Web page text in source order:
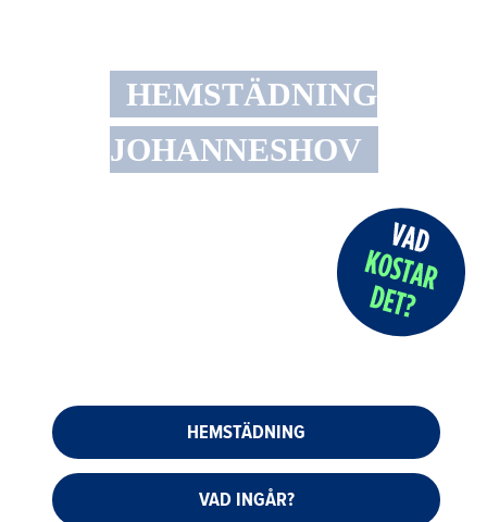
HEMSTÄDNING
JOHANNESHOV
HEMSTÄDNING
VAD INGÅR?